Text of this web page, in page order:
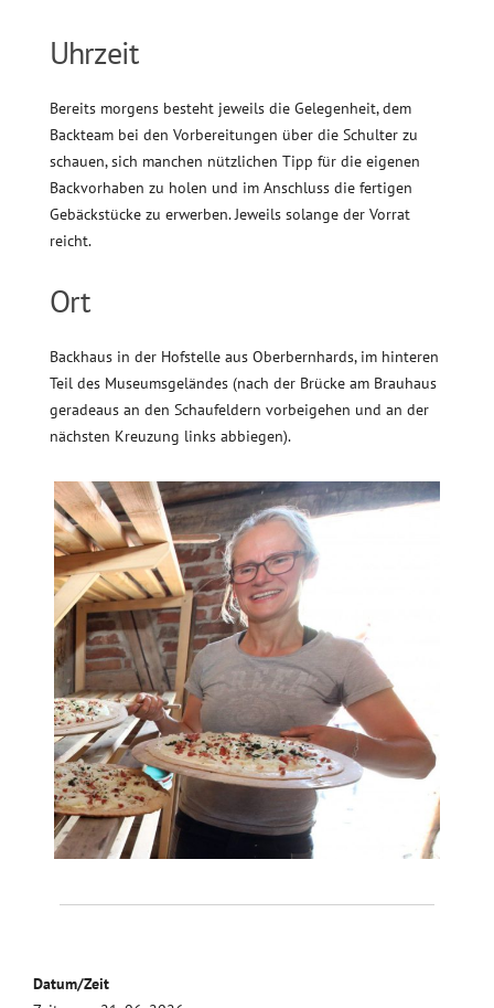
Uhrzeit
Bereits morgens besteht jeweils die Gelegenheit, dem
Backteam bei den Vorbereitungen über die Schulter zu
schauen, sich manchen nützlichen Tipp für die eigenen
Backvorhaben zu holen und im Anschluss die fertigen
Gebäckstücke zu erwerben. Jeweils solange der Vorrat
reicht.
Ort
Backhaus in der Hofstelle aus Oberbernhards, im hinteren
Teil des Museumsgeländes (nach der Brücke am Brauhaus
geradeaus an den Schaufeldern vorbeigehen und an der
nächsten Kreuzung links abbiegen).
Datum/Zeit